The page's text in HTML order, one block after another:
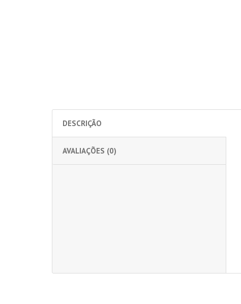
DESCRIÇÃO
AVALIAÇÕES (0)